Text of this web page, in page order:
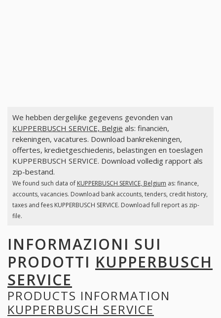
We hebben dergelijke gegevens gevonden van
KUPPERBUSCH SERVICE, België als: financiën,
rekeningen, vacatures. Download bankrekeningen,
offertes, kredietgeschiedenis, belastingen en toeslagen
KUPPERBUSCH SERVICE. Download volledig rapport als
zip-bestand.
We found such data of KUPPERBUSCH SERVICE, Belgium as: finance,
accounts, vacancies. Download bank accounts, tenders, credit history,
taxes and fees KUPPERBUSCH SERVICE. Download full report as zip-
file.
INFORMAZIONI SUI
PRODOTTI KUPPERBUSCH
SERVICE
PRODUCTS INFORMATION
KUPPERBUSCH SERVICE